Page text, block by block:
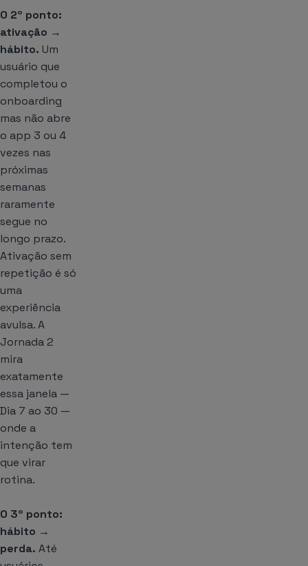
O 2º ponto:
ativação →
hábito. Um
usuário que
completou o
onboarding
mas não abre
o app 3 ou 4
vezes nas
próximas
semanas
raramente
segue no
longo prazo.
Ativação sem
repetição é só
uma
experiência
avulsa. A
Jornada 2
mira
exatamente
essa janela —
Dia 7 ao 30 —
onde a
intenção tem
que virar
rotina.
O 3º ponto:
hábito →
perda. Até